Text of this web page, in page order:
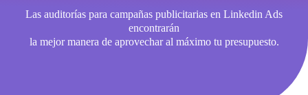
Las auditorías para campañas publicitarias en Linkedin Ads
encontrarán
la mejor manera de aprovechar al máximo tu presupuesto.